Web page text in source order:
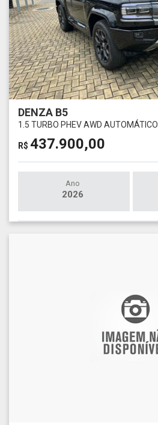
DENZA B5
1.5 TURBO PHEV AWD AUTOMÁTICO
R$ 437.900,00
Ano
2026